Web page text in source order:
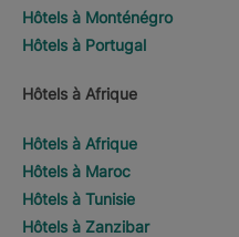
Hôtels à Monténégro
Hôtels à Portugal
Hôtels à Afrique
Hôtels à Afrique
Hôtels à Maroc
Hôtels à Tunisie
Hôtels à Zanzibar